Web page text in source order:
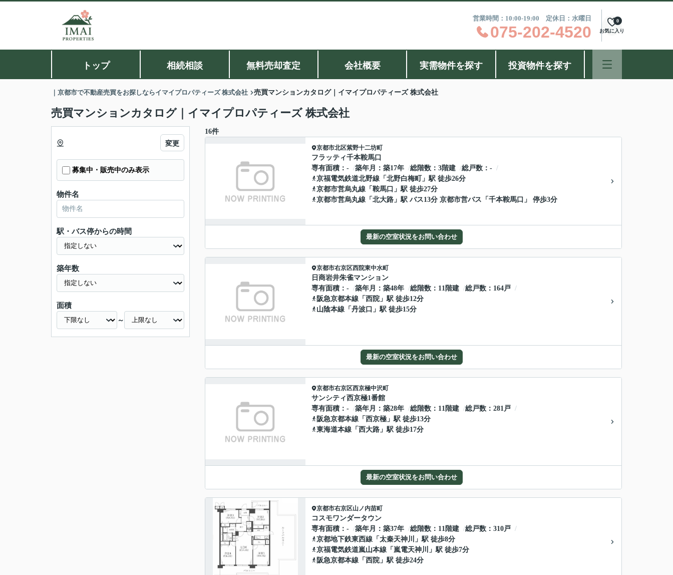
営業時間：10:00-19:00 定休日：水曜日
075-202-4520 お気に入り
0
トップ 相続相談 無料売却査定 会社概要 実需物件を探す 投資物件を探す
｜京都市で不動産売買をお探しならイマイプロパティーズ 株式会社 売買マンションカタログ｜イマイプロパティーズ 株式会社
売買マンションカタログ｜イマイプロパティーズ 株式会社
変更
募集中・販売中のみ表示
物件名
駅・バス停からの時間
築年数
面積
～
16件
京都市北区紫野十二坊町
フラッティ千本鞍馬口
専有面積
- 築年月 築17年 総階数 3階建 総戸数
-
京福電気鉄道北野線 「 北野白梅町
」駅 徒歩26分
京都市営烏丸線 「 鞍馬口 」駅 徒歩27分
京都市営烏丸線 「 北大路 」駅 バス13分 京都市営バス「千本鞍馬口」 停歩3分
最新の空室状況をお問い合わせ
京都市右京区西院東中水町
日商岩井朱雀マンション
専有面積
- 築年月 築48年 総階数 11階建 総戸数
164戸
阪急京都本線 「 西院 」駅 徒歩12分
山陰本線 「 丹波口 」駅 徒歩15分
最新の空室状況をお問い合わせ
京都市右京区西京極中沢町
サンシティ西京極1番館
専有面積
- 築年月 築28年 総階数 11階建 総戸数
281戸
阪急京都本線 「 西京極 」駅 徒歩13分
東海道本線 「 西大路 」駅 徒歩17分
最新の空室状況をお問い合わせ
京都市右京区山ノ内苗町
コスモワンダータウン
専有面積
- 築年月 築37年 総階数 11階建 総戸数
310戸
京都地下鉄東西線 「 太秦天神川
」駅 徒歩8分
京福電気鉄道嵐山本線 「 嵐電天神川
」駅 徒歩7分
阪急京都本線 「 西院 」駅 徒歩24分